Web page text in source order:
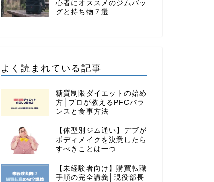
心者にオススメのジムバッ
グと持ち物７選
よく読まれている記事
糖質制限ダイエットの始め
方│プロが教えるPFCバラ
ンスと食事方法
【体型別ジム通い】デブが
ボディメイクを決意したら
すべきことは一つ
【未経験者向け】購買転職
手順の完全講義│現役部長